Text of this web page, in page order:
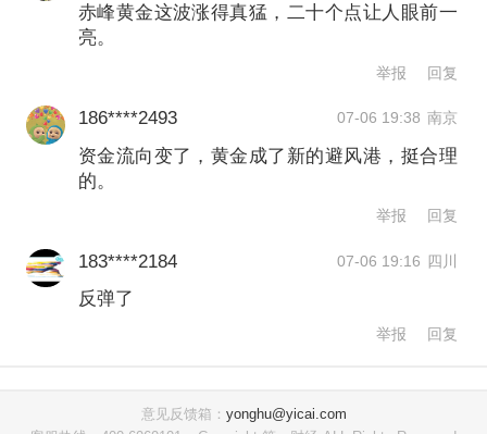
市场正等待业绩验证，即将到来的中报
窗口期成为黄金股投资的关键博弈阶
赤峰黄金这波涨得真猛，二十个点让人眼前一
亮。
举报 回复
186****2493 07-06 19:38 南京
资金流向变了，黄金成了新的避风港，挺合理
的。
举报 回复
183****2184 07-06 19:16 四川
反弹了
举报 回复
意见反馈箱： yonghu@yicai.com